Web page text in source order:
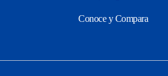
Conoce y Compara